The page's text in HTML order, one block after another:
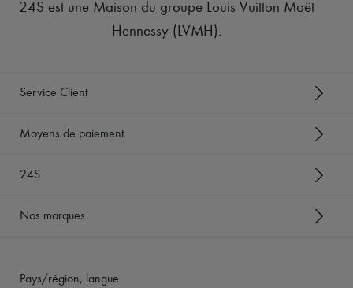
24S est une Maison du groupe Louis Vuitton Moët
Hennessy (LVMH).
Service Client
Moyens de paiement
24S
Nos marques
Pays/région, langue